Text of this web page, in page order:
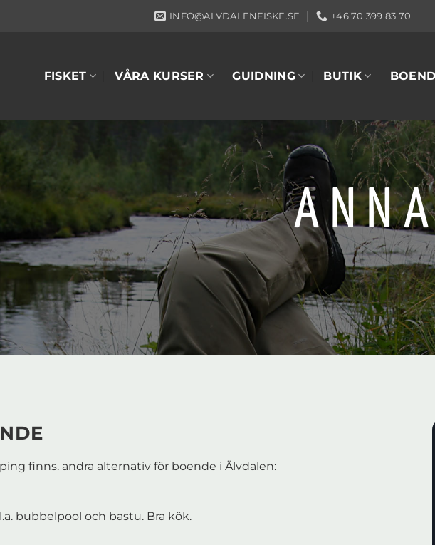
INFO@ALVDALENFISKE.SE +46 70 399 83 70
FISKET VÅRA KURSER GUIDNING BUTIK
finns. andra alternativ för boende i Älvdalen:
bubbelpool och bastu. Bra kök.